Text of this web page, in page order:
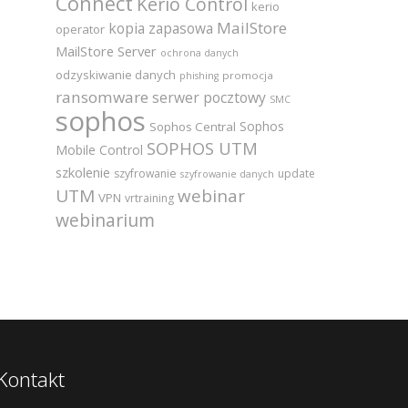
kerio
operator kopia zapasowa MailStore
MailStore Server ochrona danych
odzyskiwanie danych phishing promocja
ransomware serwer pocztowy SMC
sophos Sophos Central Sophos
Mobile Control SOPHOS UTM
szkolenie szyfrowanie szyfrowanie danych update
UTM VPN vrtraining webinar
webinarium